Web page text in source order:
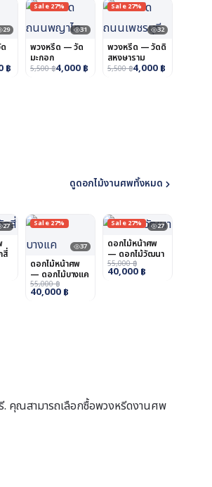
29
฿
Sale 27%
31
พวงหรีด — วัด
มะกอก
5,500฿4,000 ฿
Sale 27%
32
พวงหรีด — วัดดิ
สหงษาราม
5,500฿4,000 ฿
ดูดอกไม้งานศพทั้งหมด
27
สี่
Sale 27%
37
ดอกไม้หน้าศพ
— ดอกไม้บางแค
55,000฿
40,000 ฿
Sale 27% 27
ดอกไม้หน้าศพ
— ดอกไม้วัฒนา
55,000฿
40,000 ฿
. คุณสามารถเลือกซื้อพวงหรีดงานศพ